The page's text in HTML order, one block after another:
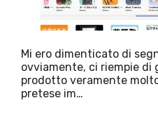
Mi ero dimenticato di
ovviamente, ci riempie
prodotto veramente
pretese im…